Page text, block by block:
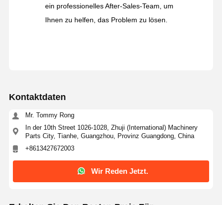
ein professionelles After-Sales-Team, um
Ihnen zu helfen, das Problem zu lösen.
Kontaktdaten
Mr. Tommy Rong
In der 10th Street 1026-1028, Zhuji (International) Machinery
Parts City, Tianhe, Guangzhou, Provinz Guangdong, China
+8613427672003
Wir Reden Jetzt.